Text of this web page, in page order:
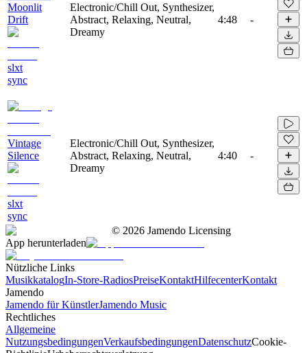
Moonlit
Drift
slxt
sync
Electronic/Chill Out, Synthesizer,
Abstract, Relaxing, Neutral,
Dreamy
4:48 -
Vintage
Silence
slxt
sync
Electronic/Chill Out, Synthesizer,
Abstract, Relaxing, Neutral,
Dreamy
4:40 -
© 2026 Jamendo Licensing
App herunterladen
Nützliche Links
MusikkatalogIn-Store-RadiosPreiseKontaktHilfecenterKontakt
Jamendo
Jamendo für KünstlerJamendo Music
Rechtliches
Allgemeine
NutzungsbedingungenVerkaufsbedingungenDatenschutzCookie-